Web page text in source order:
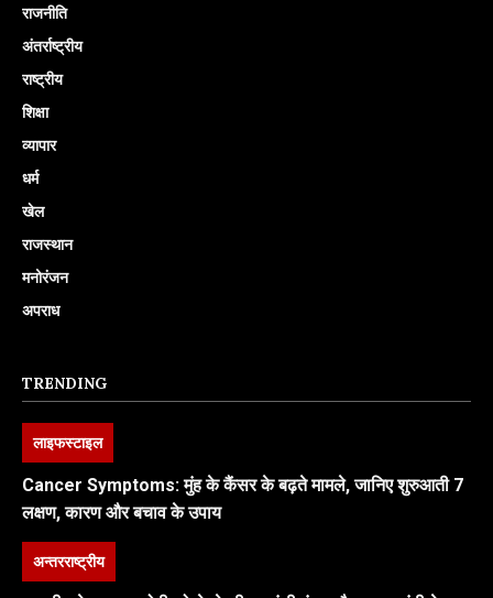
राजनीति
अंतर्राष्ट्रीय
राष्ट्रीय
शिक्षा
व्यापार
धर्म
खेल
राजस्थान
मनोरंजन
अपराध
TRENDING
लाइफस्टाइल
Cancer Symptoms: मुंह के कैंसर के बढ़ते मामले, जानिए शुरुआती 7
लक्षण, कारण और बचाव के उपाय
अन्तरराष्ट्रीय